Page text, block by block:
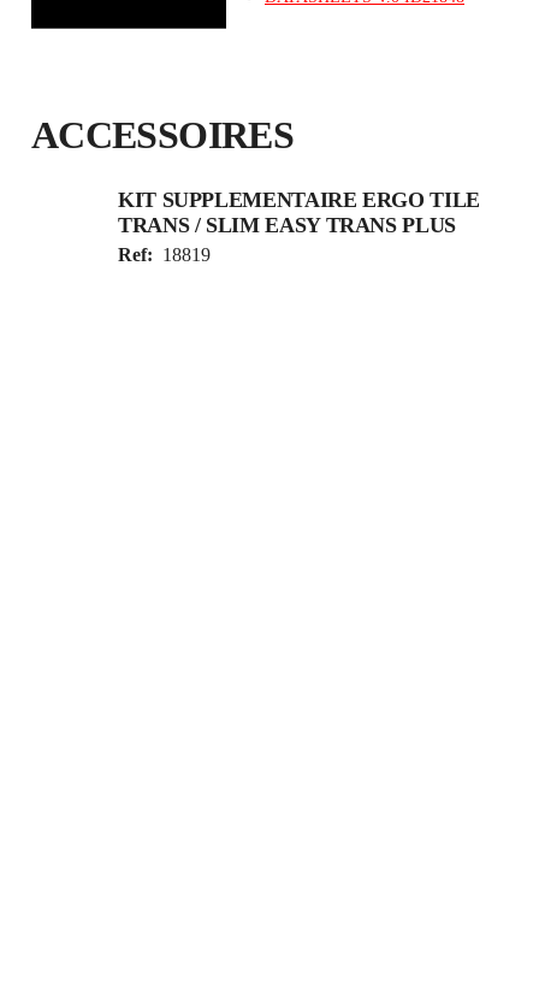
ACCESSOIRES
KIT SUPPLEMENTAIRE ERGO TILE
TRANS / SLIM EASY TRANS PLUS
Ref: 18819